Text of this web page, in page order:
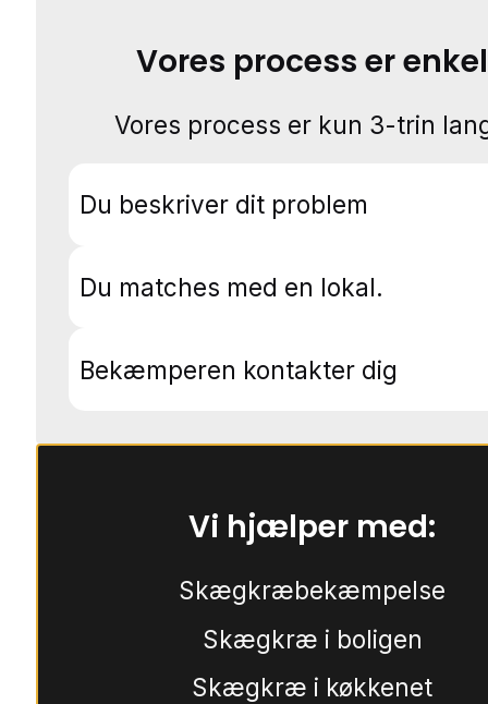
Vores process er enkel
Vores process er kun 3-trin
Du beskriver dit problem
Du matches med en lokal.
Bekæmperen kontakter dig
Vi hjælper med:
Skægkræbekæmpelse
Skægkræ i boligen
Skægkræ i køkkenet